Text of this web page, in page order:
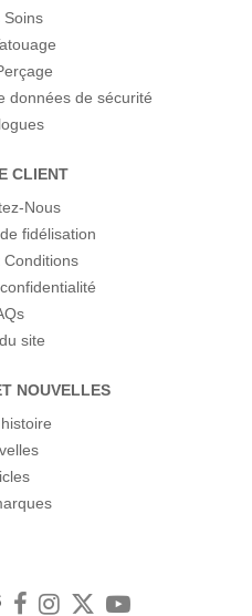
Soins
données de sécurité
CLIENT
Nous
fidélisation
Conditions
site
NOUVELLES
FacebookInstagram
TwitterYouTube